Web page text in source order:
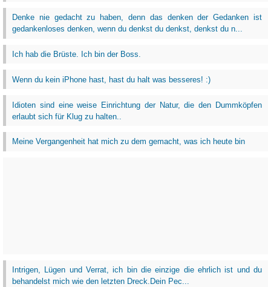
Denke nie gedacht zu haben, denn das denken der Gedanken ist
gedankenloses denken, wenn du denkst du denkst, denkst du n...
Ich hab die Brüste. Ich bin der Boss.
Wenn du kein iPhone hast, hast du halt was besseres! :)
Idioten sind eine weise Einrichtung der Natur, die den Dummköpfen
erlaubt sich für Klug zu halten..
Meine Vergangenheit hat mich zu dem gemacht, was ich heute bin
Intrigen, Lügen und Verrat, ich bin die einzige die ehrlich ist und du
behandelst mich wie den letzten Dreck.Dein Pec...